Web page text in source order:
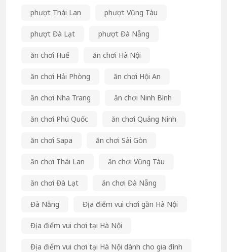
phượt Thái Lan phượt Vũng Tàu
phượt Đà Lạt phượt Đà Nẵng
ăn chơi Huế ăn chơi Hà Nội
ăn chơi Hải Phòng ăn chơi Hội An
ăn chơi Nha Trang ăn chơi Ninh Bình
ăn chơi Phú Quốc ăn chơi Quảng Ninh
ăn chơi Sapa ăn chơi Sài Gòn
ăn chơi Thái Lan ăn chơi Vũng Tàu
ăn chơi Đà Lạt ăn chơi Đà Nẵng
Đà Nẵng Địa điểm vui chơi gần Hà Nội
Địa điểm vui chơi tại Hà Nội
Địa điểm vui chơi tại Hà Nội dành cho gia đình